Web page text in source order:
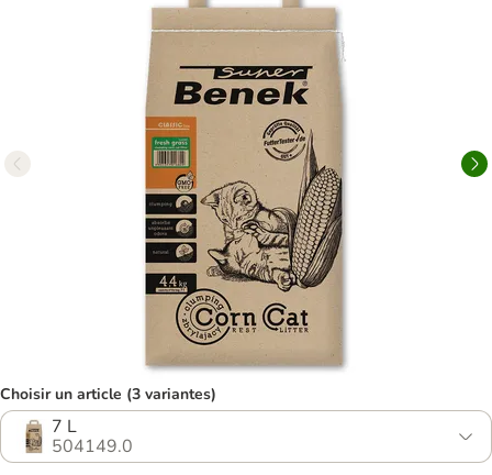
Choisir un article (3 variantes)
7 L
504149.0